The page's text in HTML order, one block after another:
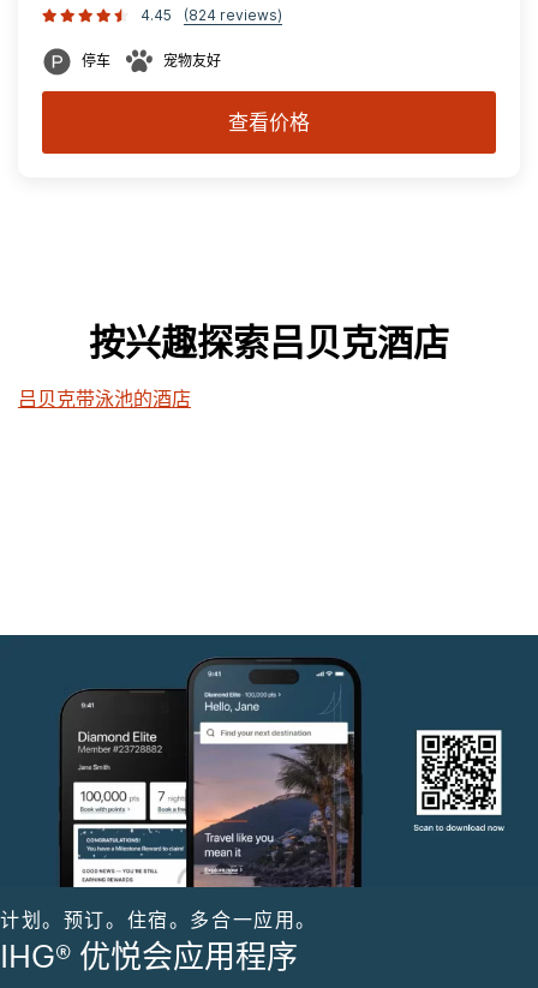
4.45
(824 reviews)
停车 宠物友好
查看价格
按兴趣探索吕贝克酒店
吕贝克带泳池的酒店
计划。预订。住宿。多合一应用。
IHG® 优悦会应用程序